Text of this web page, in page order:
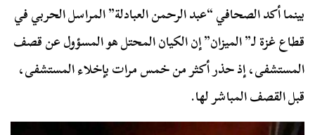
بينما أكد الصحافي “عبد الرحمن العبادلة” المراسل الحربي في
قطاع غزة لـ” الميزان” إن الكيان المحتل هو المسؤول عن قصف
المستشفى، إذ حذر أكثر من خمس مرات بإخلاء المستشفى،
قبل القصف المباشر لها.